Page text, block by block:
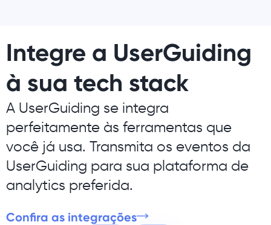
Integre a UserGuiding
à sua tech stack
A UserGuiding se integra
perfeitamente às ferramentas que
você já usa. Transmita os eventos da
UserGuiding para sua plataforma de
analytics preferida.
Confira as integrações